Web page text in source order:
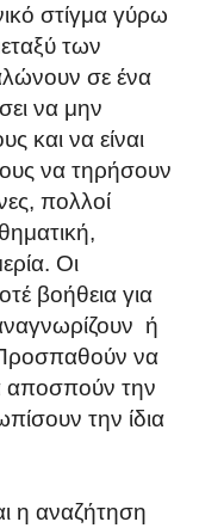
στίγμα γύρω
των
σε ένα
να μην
και να είναι
να τηρήσουν
πολλοί
Οι
βοήθεια για
ή
να
αποσπούν την
την ίδια
η αναζήτηση